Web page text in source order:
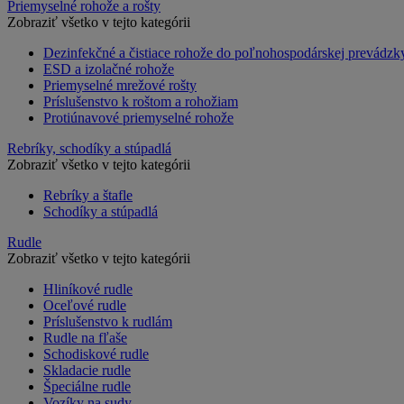
Priemyselné rohože a rošty
Zobraziť všetko v tejto kategórii
Dezinfekčné a čistiace rohože do poľnohospodárskej
ESD a izolačné rohože
Priemyselné mrežové rošty
Príslušenstvo k roštom a rohožiam
Protiúnavové priemyselné rohože
Rebríky, schodíky a stúpadlá
Zobraziť všetko v tejto kategórii
Rebríky a štafle
Schodíky a stúpadlá
Rudle
Zobraziť všetko v tejto kategórii
Hliníkové rudle
Oceľové rudle
Príslušenstvo k rudlám
Rudle na fľaše
Schodiskové rudle
Skladacie rudle
Špeciálne rudle